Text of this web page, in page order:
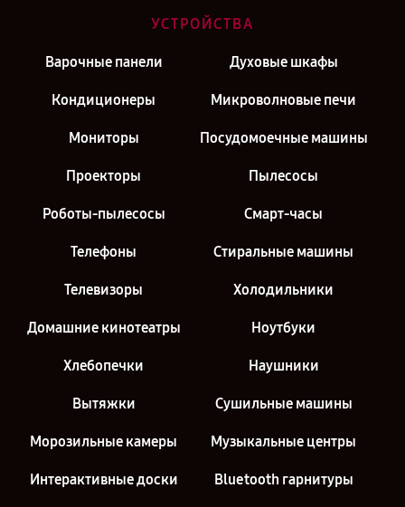
УСТРОЙСТВА
Варочные панели Духовые шкафы
Кондиционеры Микроволновые печи
Мониторы Посудомоечные машины
Проекторы Пылесосы
Роботы-пылесосы Смарт-часы
Телефоны Стиральные машины
Телевизоры Холодильники
Домашние кинотеатры Ноутбуки
Хлебопечки Наушники
Вытяжки Сушильные машины
Морозильные камеры Музыкальные центры
Интерактивные доски Bluetooth гарнитуры